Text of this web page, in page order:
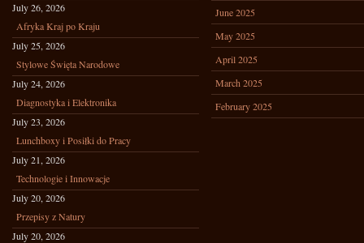
July 26, 2026
Afryka Kraj po Kraju
July 25, 2026
Stylowe Święta Narodowe
July 24, 2026
Diagnostyka i Elektronika
July 23, 2026
Lunchboxy i Posiłki do Pracy
July 21, 2026
Technologie i Innowacje
July 20, 2026
Przepisy z Natury
July 20, 2026
June 2025
May 2025
April 2025
March 2025
February 2025